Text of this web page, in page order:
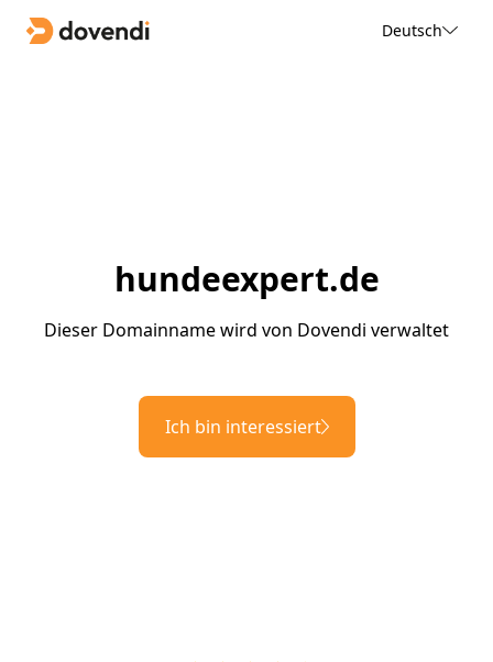
Deutsch
hundeexpert.de
Dieser Domainname wird von Dovendi verwaltet
Ich bin interessiert